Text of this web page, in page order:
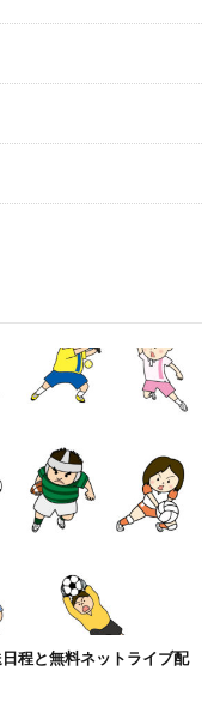
程と無料ネットライブ配